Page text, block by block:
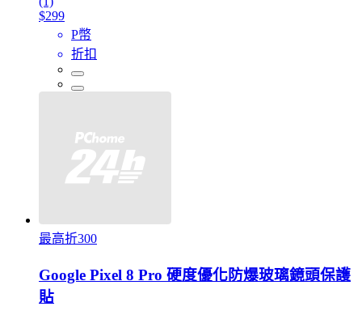
$299
P幣
折扣
最高折300
Google Pixel 8 Pro 硬度優化防爆玻璃鏡頭保護
貼